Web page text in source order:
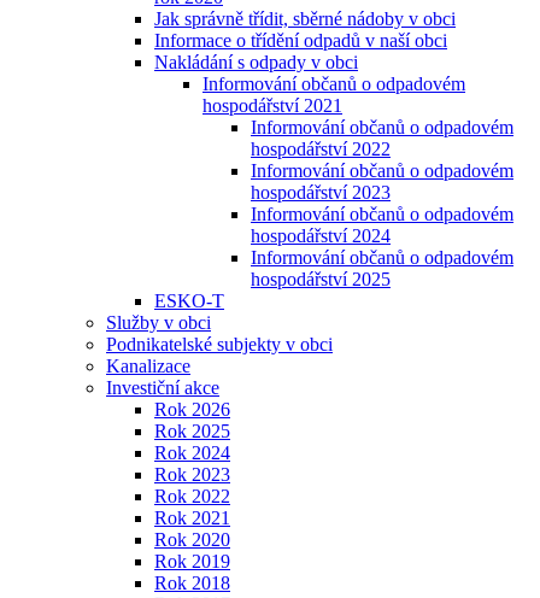
Jak správně třídit, sběrné nádoby v obci
Informace o třídění odpadů v naší obci
Nakládání s odpady v obci
Informování občanů o odpadovém
hospodářství 2021
Informování občanů o odpadovém
hospodářství 2022
Informování občanů o odpadovém
hospodářství 2023
Informování občanů o odpadovém
hospodářství 2024
Informování občanů o odpadovém
hospodářství 2025
ESKO-T
Služby v obci
Podnikatelské subjekty v obci
Kanalizace
Investiční akce
Rok 2026
Rok 2025
Rok 2024
Rok 2023
Rok 2022
Rok 2021
Rok 2020
Rok 2019
Rok 2018